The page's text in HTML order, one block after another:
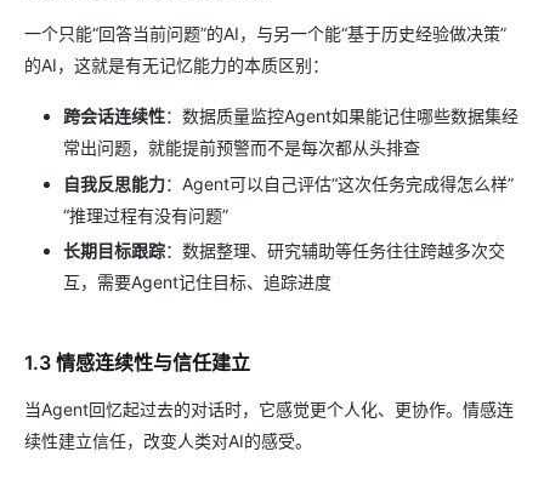
一个只能“回答当前问题”的AI，与另一个能“基于历史经验做决策”
的AI，这就是有无记忆能力的本质区别：
跨会话连续性：数据质量监控Agent如果能记住哪些数据集经
常出问题，就能提前预警而不是每次都从头排查
自我反思能力：Agent可以自己评估“这次任务完成得怎么样”
“推理过程有没有问题”
长期目标跟踪：数据整理、研究辅助等任务往往跨越多次交
互，需要Agent记住目标、追踪进度
1.3 情感连续性与信任建立
当Agent回忆起过去的对话时，它感觉更个人化、更协作。情感连
续性建立信任，改变人类对AI的感受。